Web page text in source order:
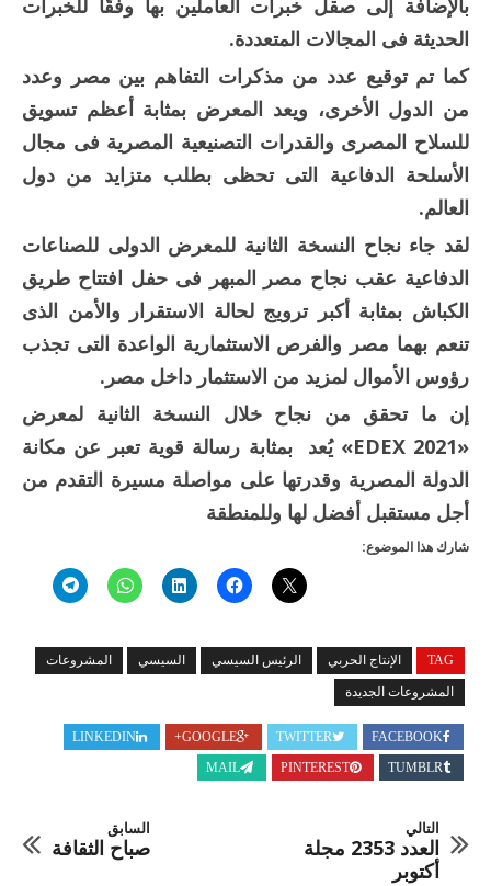
الحديثة فى المجالات المتعددة.
كما تم توقيع عدد من مذكرات التفاهم بين مصر وعدد
من الدول الأخرى، ويعد المعرض بمثابة أعظم تسويق
للسلاح المصرى والقدرات التصنيعية المصرية فى مجال
الأسلحة الدفاعية التى تحظى بطلب متزايد من دول
العالم.
لقد جاء نجاح النسخة الثانية للمعرض الدولى للصناعات
الدفاعية عقب نجاح مصر المبهر فى حفل افتتاح طريق
الكباش بمثابة أكبر ترويج لحالة الاستقرار والأمن الذى
تنعم بهما مصر والفرص الاستثمارية الواعدة التى تجذب
رؤوس الأموال لمزيد من الاستثمار داخل مصر.
إن ما تحقق من نجاح خلال النسخة الثانية لمعرض
«EDEX 2021» يُعد بمثابة رسالة قوية تعبر عن مكانة
الدولة المصرية وقدرتها على مواصلة مسيرة التقدم من
أجل مستقبل أفضل لها وللمنطقة
شارك هذا الموضوع:
TAG الإنتاج الحربي الرئيس السيسي السيسي المشروعات
المشروعات الجديدة
FACEBOOK
TWITTER
GOOGLE+
LINKEDIN
TUMBLR
PINTEREST
MAIL
السابق
صباح الثقافة
التالي
العدد 2353 مجلة
أكتوبر